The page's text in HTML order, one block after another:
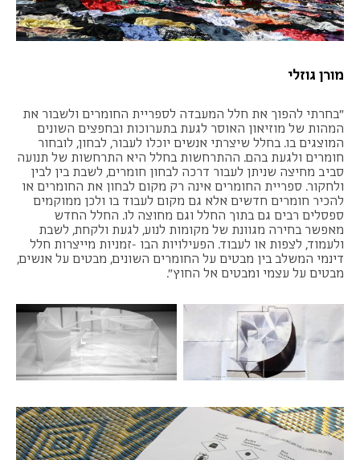
מורן גוזלי
"בחרתי להפוך את חלל המעבדה לספריית החומרים ולשבור את
המהות של מוזיאון האוסר לגעת בתערוכות ובחפצים השונים
המוצגים בו. בחלל שיצרתי אנשים יוכלו לעבור, לבחון, לובחור
חומרים ולגעת בהם. ההתרחשות בחלל היא התרחשות של תנועה
סביב מחיצה שניתן לעבור דרכה לבחון חומרים, לשבת בין לבין
ולחקור. ספריית החומרים אינה רק מקום לבחון את החומרים או
להכיר חומרים חדשים אלא גם מקום לעבוד בו ולכן ממוקמים
ספסלים רבים גם בתוך החלל וגם מחוצה לו. החלל החדש
מאפשר בחירה מגוונת של מקומות לנוע, לגעת ולקחת, לשבת
ולעמוד, לצפות או לעבוד. הפעילויות הבו -זמניות מייצרות חלל
דינמי המשלב בין מבטים על החומרים השונים, מבטים על אנשים,
מבטים על עצמי ומבטים אל החוץ".